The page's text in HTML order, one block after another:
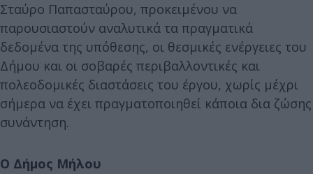
Σταύρο Παπασταύρου, προκειμένου να
παρουσιαστούν αναλυτικά τα πραγματικά
δεδομένα της υπόθεσης, οι θεσμικές ενέργειες του
Δήμου και οι σοβαρές περιβαλλοντικές και
πολεοδομικές διαστάσεις του έργου, χωρίς μέχρι
σήμερα να έχει πραγματοποιηθεί κάποια δια ζώσης
συνάντηση.
Ο Δήμος Μήλου